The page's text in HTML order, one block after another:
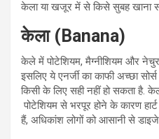
केला या खजूर में से किसे सुबह खाना
केला (Banana)
केले में पोटेशियम, मैग्नीशियम और
इसलिए ये एनर्जी का काफी अच्छा
किसी के लिए सही नहीं हो सकता है.
पोटेशियम से भरपूर होने के कारण
हैं, अधिकांश लोगों को आसानी से